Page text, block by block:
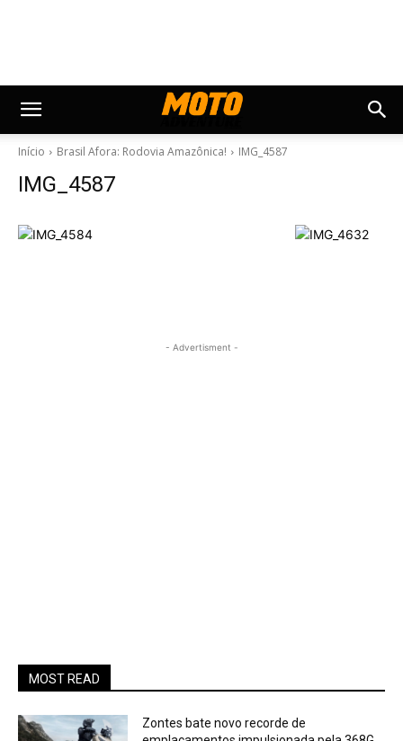
Início Brasil Afora: Rodovia Amazônica! IMG_4587
IMG_4587
- Advertisment -
MOST READ
Zontes bate novo recorde de